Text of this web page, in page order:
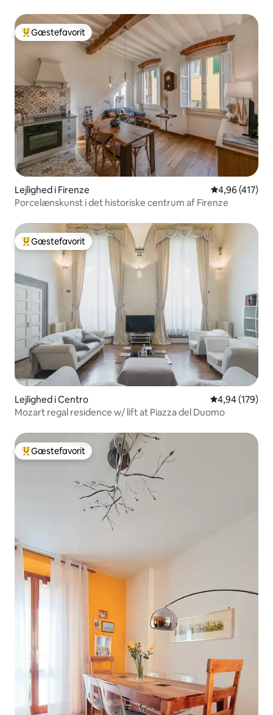
Bedste gæstefavorit
Gæstefavorit
Lejlighed i Firenze 4,96 ud af 5 i
4,96 (417)
Porcelænskunst i det historiske centrum af Firenze
Bedste gæstefavorit
Gæstefavorit
Lejlighed i Centro 4,94 ud af 5 i
4,94 (179)
Mozart regal residence w/ lift at Piazza del Duomo
Bedste gæstefavorit
Gæstefavorit